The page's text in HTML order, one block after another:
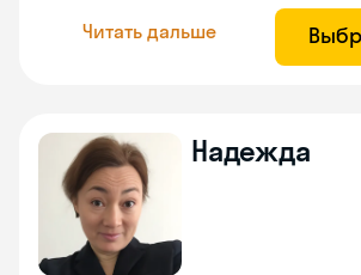
Читать дальше
Надежда